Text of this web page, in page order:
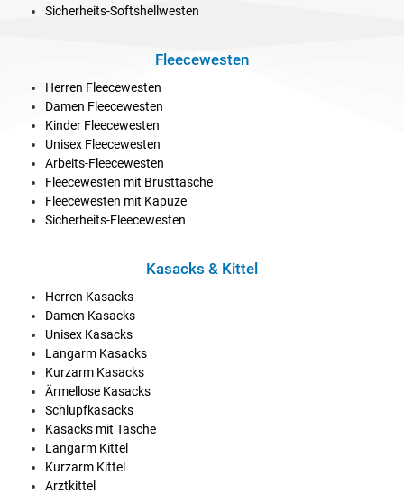
Sicherheits-Softshellwesten
Fleecewesten
Herren Fleecewesten
Damen Fleecewesten
Kinder Fleecewesten
Unisex Fleecewesten
Arbeits-Fleecewesten
Fleecewesten mit Brusttasche
Fleecewesten mit Kapuze
Sicherheits-Fleecewesten
Kasacks & Kittel
Herren Kasacks
Damen Kasacks
Unisex Kasacks
Langarm Kasacks
Kurzarm Kasacks
Ärmellose Kasacks
Schlupfkasacks
Kasacks mit Tasche
Langarm Kittel
Kurzarm Kittel
Arztkittel